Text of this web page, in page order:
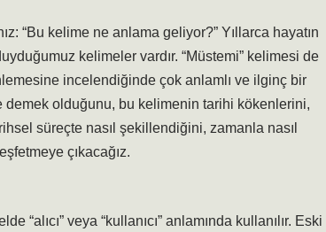
“Bu kelime ne anlama geliyor?” Yıllarca hayatın
kelimeler vardır. “Müstemi” kelimesi de
incelendiğinde çok anlamlı ve ilginç bir
demek olduğunu, bu kelimenin tarihi kökenlerini,
süreçte nasıl şekillendiğini, zamanla nasıl
çıkacağız.
veya “kullanıcı” anlamında kullanılır. Eski